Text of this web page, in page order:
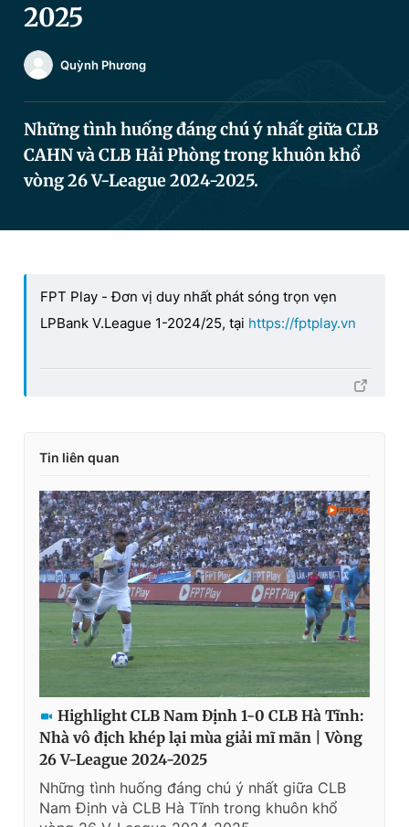
Thông tin tòa soạn
Đọc Thanh Niên trên điện thoại
Hotline Liên hệ quảng cáo
Chính sách bảo
Phó tổng biên tập: Lâm Hiếu Dũng
Tổng thư ký tòa soạn: Đức Trung
Giấy phép xuất bản số 110/GP - BTTTT cấp ngày 24.3.2020
© 2003-2026 Bản quyền thuộc về Báo Thanh Niên. Cấm sao
chép dưới mọi hình thức nếu không có sự chấp thuận bằng văn
bản. Phát triển bởi ePi Technologies, JSC.
2025
Quỳnh Phương
Những tình huống đáng chú ý nhất giữa CLB
CAHN và CLB Hải Phòng trong khuôn khổ
vòng 26 V-League 2024-2025.
FPT Play - Đơn vị duy nhất phát sóng trọn vẹn
LPBank V.League 1-2024/25, tại https://fptplay.vn
Tin liên quan
Highlight CLB Nam Định 1-0 CLB Hà Tĩnh:
Nhà vô địch khép lại mùa giải mĩ mãn | Vòng
26 V-League 2024-2025
Những tình huống đáng chú ý nhất giữa CLB
Nam Định và CLB Hà Tĩnh trong khuôn khổ